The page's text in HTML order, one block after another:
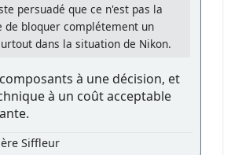
persuadé que ce n'est pas la
de bloquer complétement un
dans la situation de Nikon.
à une décision, et
à un coût acceptable
Siffleur